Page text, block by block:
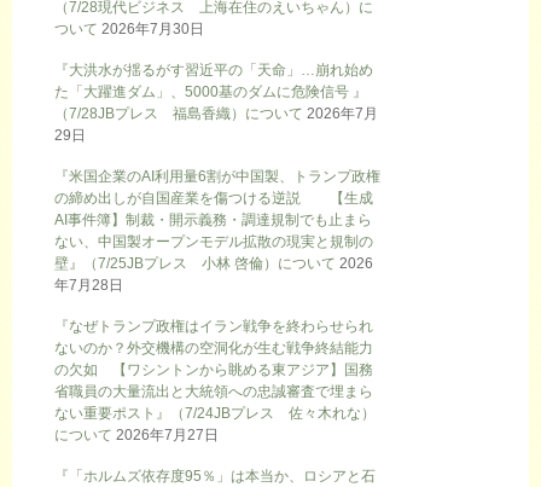
（7/28現代ビジネス 上海在住のえいちゃん）に
ついて 2026年7月30日
『大洪水が揺るがす習近平の「天命」…崩れ始め
た「大躍進ダム」、5000基のダムに危険信号 』
（7/28JBプレス 福島香織）について 2026年7月
29日
『米国企業のAI利用量6割が中国製、トランプ政権
の締め出しが自国産業を傷つける逆説 【生成
AI事件簿】制裁・開示義務・調達規制でも止まら
ない、中国製オープンモデル拡散の現実と規制の
壁』（7/25JBプレス 小林 啓倫）について 2026
年7月28日
『なぜトランプ政権はイラン戦争を終わらせられ
ないのか？外交機構の空洞化が生む戦争終結能力
の欠如 【ワシントンから眺める東アジア】国務
省職員の大量流出と大統領への忠誠審査で埋まら
ない重要ポスト』（7/24JBプレス 佐々木れな）
について 2026年7月27日
『「ホルムズ依存度95％」は本当か、ロシアと石